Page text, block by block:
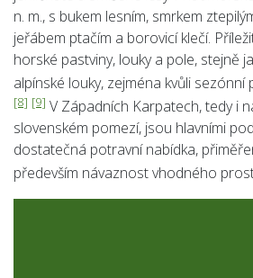
n. m., s bukem lesním, smrkem
jeřábem ptačím a borovicí klečí.
horské pastviny, louky a pole, stejně
alpínské louky, zejména kvůli sezónní
[8] [9] V Západních Karpatech, tedy i
slovenském pomezí, jsou hlavními
dostatečná potravní nabídka,
především návaznost vhodného